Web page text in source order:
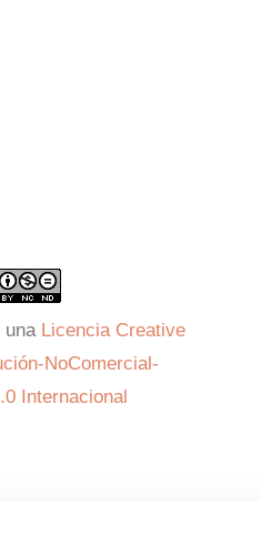
una Licencia Creative
NoComercial-
Internacional